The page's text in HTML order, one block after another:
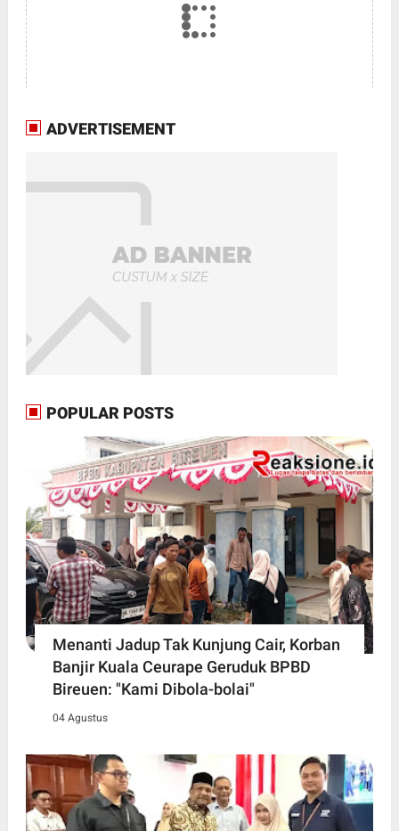
ADVERTISEMENT
POPULAR POSTS
Menanti Jadup Tak Kunjung Cair, Korban
Banjir Kuala Ceurape Geruduk BPBD
Bireuen: "Kami Dibola-bolai"
04 Agustus